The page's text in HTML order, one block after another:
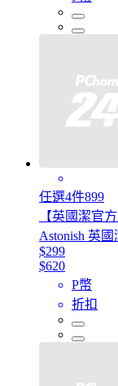
任選4件899
【英國潔官
Astonish 英
$299
$620
P幣
折扣